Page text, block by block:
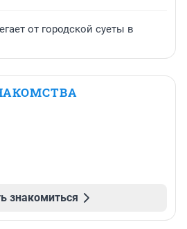
от городской суеты в
знакомиться